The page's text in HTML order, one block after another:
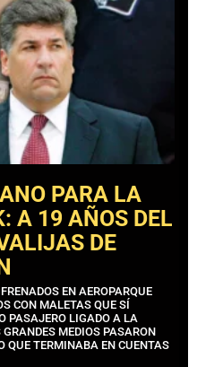
PARA LA
A 19 AÑOS DEL
DE
EN AEROPARQUE
CON MALETAS QUE SÍ
PASAJERO LIGADO A LA
MEDIOS PASARON
QUE TERMINABA EN CUENTAS